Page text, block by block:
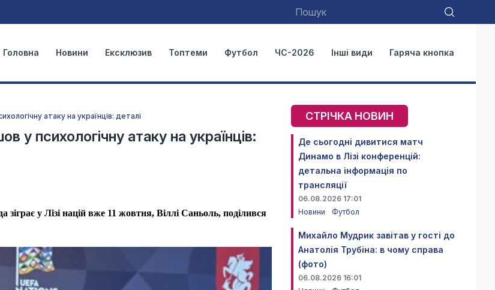
Головна Новини Ексклюзив Топтеми Футбол ЧС-2026 Інші види Гаряча кнопка
атаку на українців: деталі
у психологічну атаку на українців:
у Лізі націй вже 11 жовтня, Віллі Саньоль, поділився
СТРІЧКА НОВИН
Де сьогодні дивитися матч
Динамо в Лізі конференцій:
детальна інформація по
трансляції
06.08.2026 17:01
Новини
Футбол
Михайло Мудрик завітав у гості до
Анатолія Трубіна: в чому справа
(фото)
06.08.2026 16:01